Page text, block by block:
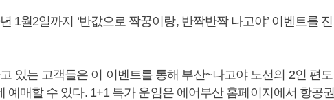
1월2일까지 ‘반값으로 짝꿍이랑, 반짝반짝 나고야’ 이벤트를 진
있는 고객들은 이 이벤트를 통해 부산~나고야 노선의 2인 편도
예매할 수 있다. 1+1 특가 운임은 에어부산 홈페이지에서 항공권